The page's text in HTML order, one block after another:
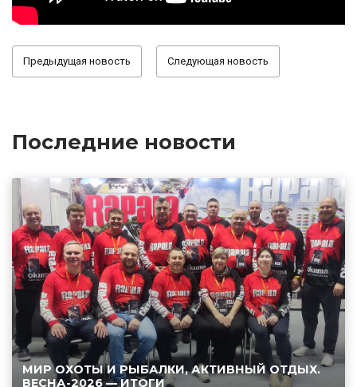
Предыдущая новость Следующая новость
Последние новости
МИР ОХОТЫ И РЫБАЛКИ, АКТИВНЫЙ ОТДЫХ.
ВЕСНА-2026 — ИТОГИ